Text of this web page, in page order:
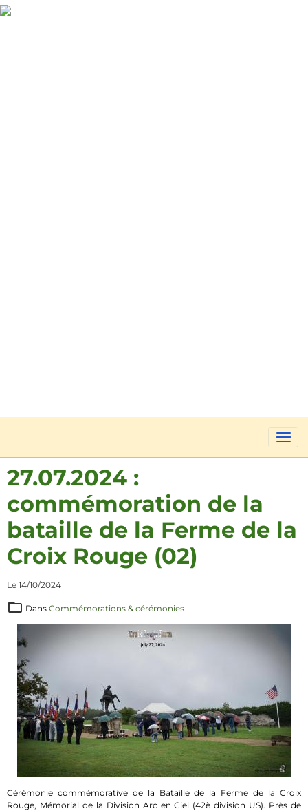
27.07.2024 :
commémoration de la
bataille de la Ferme de la
Croix Rouge (02)
Le 14/10/2024
Dans Commémorations & cérémonies
Cérémonie commémorative de la Bataille de la Ferme de la Croix
Rouge, Mémorial de la Division Arc en Ciel (42è division US). Près de